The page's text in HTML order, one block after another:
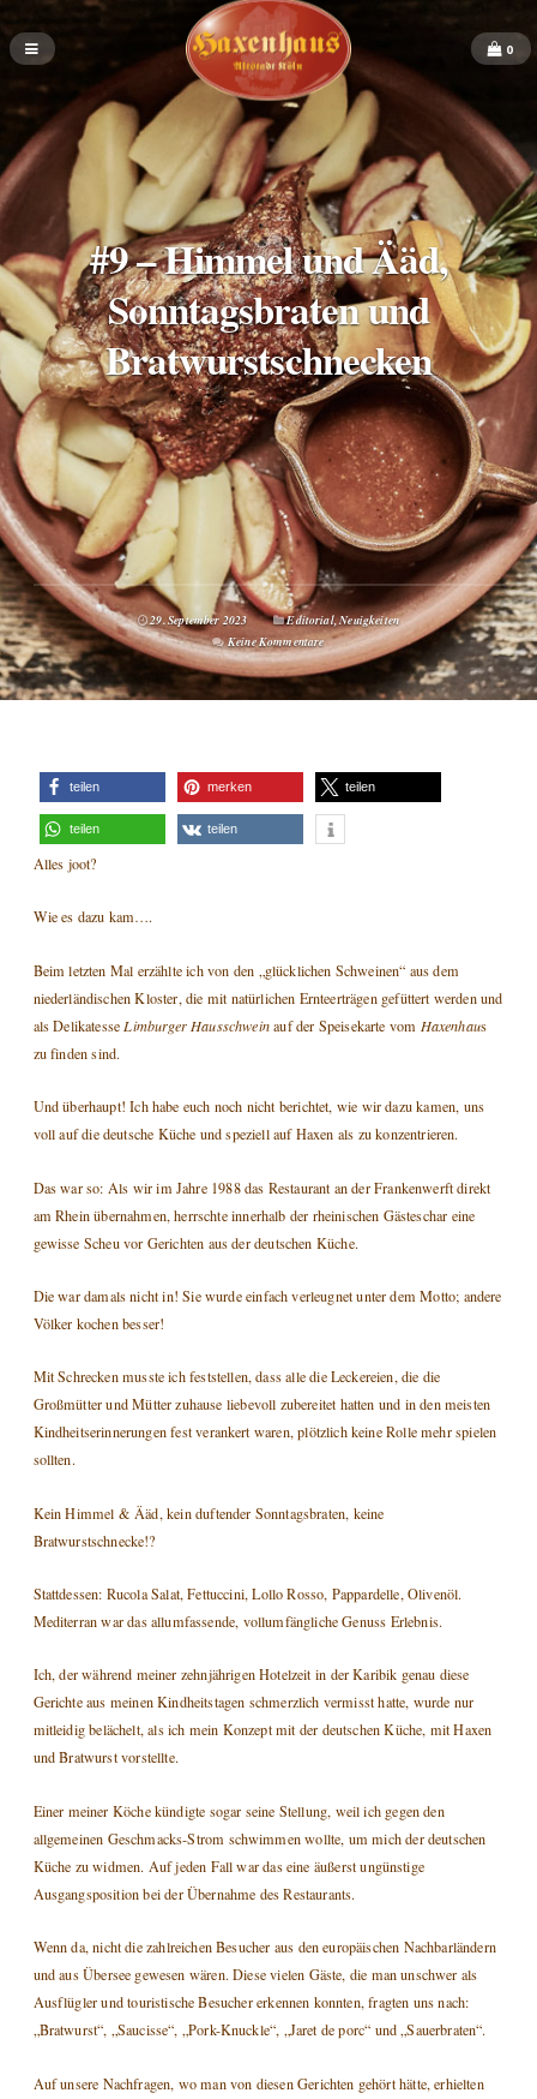
0
#9 – Himmel und Ääd,
Sonntagsbraten und
Bratwurstschnecken
29. September 2023 Editorial,Neuigkeiten
Keine Kommentare
teilen merken teilen
teilen teilen
Alles joot?
Wie es dazu kam….
Beim letzten Mal erzählte ich von den „glücklichen Schweinen“ aus dem
niederländischen Kloster, die mit natürlichen Ernteerträgen gefüttert werden und
als Delikatesse Limburger Hausschweinauf der Speisekarte vom Haxenhaus
zu finden sind.
Und überhaupt! Ich habe euch noch nicht berichtet, wie wir dazu kamen, uns
voll auf die deutsche Küche und speziell auf Haxen als zu konzentrieren.
Das war so: Als wir im Jahre 1988 das Restaurant an der Frankenwerft direkt
am Rhein übernahmen, herrschte innerhalb der rheinischen Gästeschar eine
gewisse Scheu vor Gerichten aus der deutschen Küche.
Die war damals nicht in! Sie wurde einfach verleugnet unter dem Motto; andere
Völker kochen besser!
Mit Schrecken musste ich feststellen, dass alle die Leckereien, die die
Großmütter und Mütter zuhause liebevoll zubereitet hatten und in den meisten
Kindheitserinnerungen fest verankert waren, plötzlich keine Rolle mehr spielen
sollten.
Kein Himmel & Ääd, kein duftender Sonntagsbraten, keine
Bratwurstschnecke!?
Stattdessen: Rucola Salat, Fettuccini, Lollo Rosso, Pappardelle, Olivenöl.
Mediterran war das allumfassende, vollumfängliche Genuss Erlebnis.
Ich, der während meiner zehnjährigen Hotelzeit in der Karibik genau diese
Gerichte aus meinen Kindheitstagen schmerzlich vermisst hatte, wurde nur
mitleidig belächelt, als ich mein Konzept mit der deutschen Küche, mit Haxen
und Bratwurst vorstellte.
Einer meiner Köche kündigte sogar seine Stellung, weil ich gegen den
allgemeinen Geschmacks-Strom schwimmen wollte, um mich der deutschen
Küche zu widmen. Auf jeden Fall war das eine äußerst ungünstige
Ausgangsposition bei der Übernahme des Restaurants.
Wenn da, nicht die zahlreichen Besucher aus den europäischen Nachbarländern
und aus Übersee gewesen wären. Diese vielen Gäste, die man unschwer als
Ausflügler und touristische Besucher erkennen konnten, fragten uns nach:
„Bratwurst“, „Saucisse“, „Pork-Knuckle“, „Jaret de porc“ und „Sauerbraten“.
Auf unsere Nachfragen, wo man von diesen Gerichten gehört hätte, erhielten